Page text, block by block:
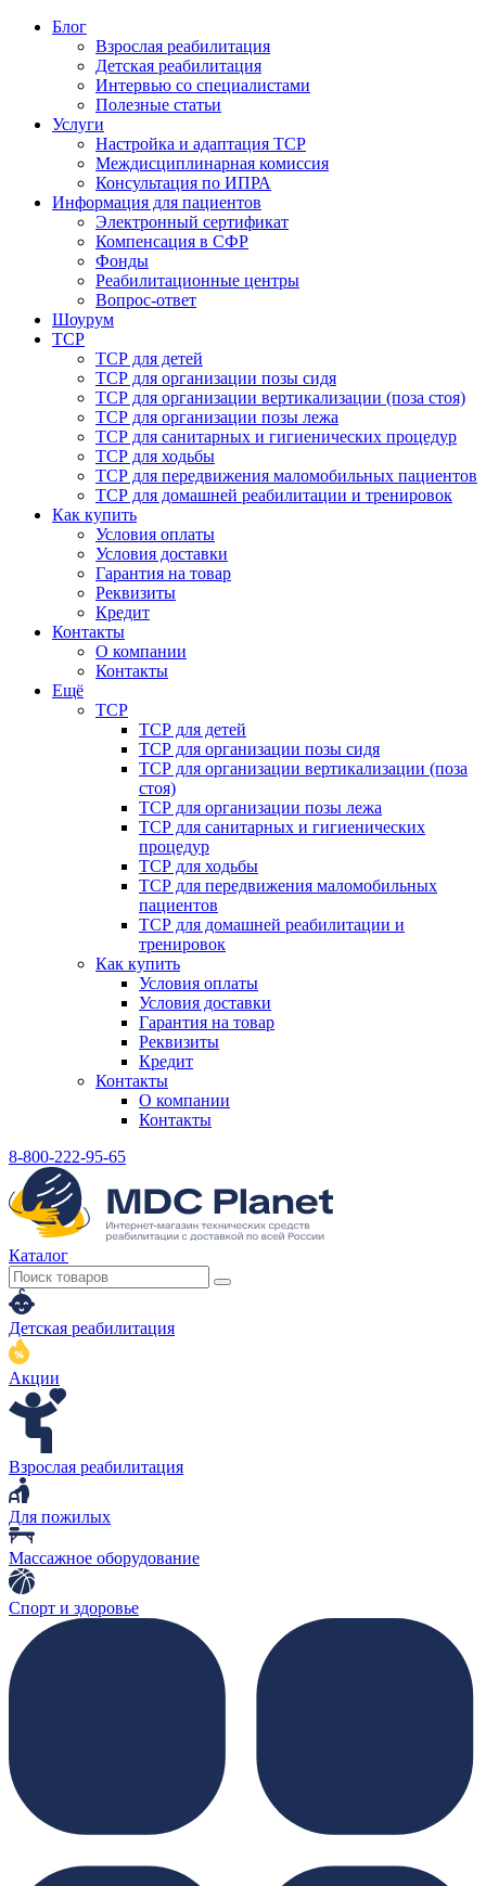
Блог
Взрослая реабилитация
Детская реабилитация
Интервью со специалистами
Полезные статьи
Услуги
Настройка и адаптация ТСР
Междисциплинарная комиссия
Консультация по ИПРА
Информация для пациентов
Электронный сертификат
Компенсация в СФР
Фонды
Реабилитационные центры
Вопрос-ответ
Шоурум
ТСР
ТСР для детей
ТСР для организации позы сидя
ТСР для организации вертикализации (поза стоя)
ТСР для организации позы лежа
ТСР для санитарных и гигиенических процедур
ТСР для ходьбы
ТСР для передвижения маломобильных пациентов
ТСР для домашней реабилитации и тренировок
Как купить
Условия оплаты
Условия доставки
Гарантия на товар
Реквизиты
Кредит
Контакты
О компании
Контакты
Ещё
ТСР
ТСР для детей
ТСР для организации позы сидя
ТСР для организации вертикализации (поза
стоя)
ТСР для организации позы лежа
ТСР для санитарных и гигиенических
процедур
ТСР для ходьбы
ТСР для передвижения маломобильных
пациентов
ТСР для домашней реабилитации и
тренировок
Как купить
Условия оплаты
Условия доставки
Гарантия на товар
Реквизиты
Кредит
Контакты
О компании
Контакты
8-800-222-95-65
Каталог
Детская реабилитация
Акции
Взрослая реабилитация
Для пожилых
Массажное оборудование
Спорт и здоровье